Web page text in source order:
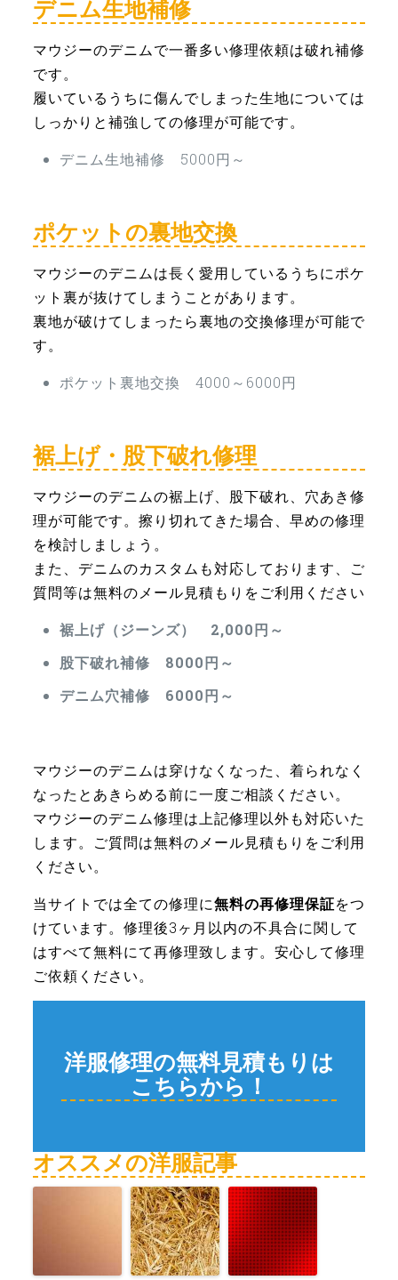
デニム生地補修
マウジーのデニムで一番多い修理依頼は破れ補修
です。
履いているうちに傷んでしまった生地については
しっかりと補強しての修理が可能です。
デニム生地補修 5000円～
ポケットの裏地交換
マウジーのデニムは長く愛用しているうちにポケ
ット裏が抜けてしまうことがあります。
裏地が破けてしまったら裏地の交換修理が可能で
す。
ポケット裏地交換 4000～6000円
裾上げ・股下破れ修理
マウジーのデニムの裾上げ、股下破れ、穴あき修
理が可能です。擦り切れてきた場合、早めの修理
を検討しましょう。
また、デニムのカスタムも対応しております、ご
質問等は無料のメール見積もりをご利用ください
裾上げ（ジーンズ） 2,000円～
股下破れ補修 8000円～
デニム穴補修 6000円～
マウジーのデニムは穿けなくなった、着られなく
なったとあきらめる前に一度ご相談ください。
マウジーのデニム修理は上記修理以外も対応いた
します。ご質問は無料のメール見積もりをご利用
ください。
当サイトでは全ての修理に無料の再修理保証をつ
けています。修理後3ヶ月以内の不具合に関して
はすべて無料にて再修理致します。安心して修理
ご依頼ください。
洋服修理の無料見積もりは
こちらから！
オススメの洋服記事